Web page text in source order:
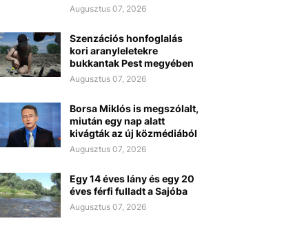
Augusztus 07, 2026
Szenzációs honfoglalás
kori aranyleletekre
bukkantak Pest megyében
Augusztus 07, 2026
Borsa Miklós is megszólalt,
miután egy nap alatt
kivágták az új közmédiából
Augusztus 07, 2026
Egy 14 éves lány és egy 20
éves férfi fulladt a Sajóba
Augusztus 07, 2026